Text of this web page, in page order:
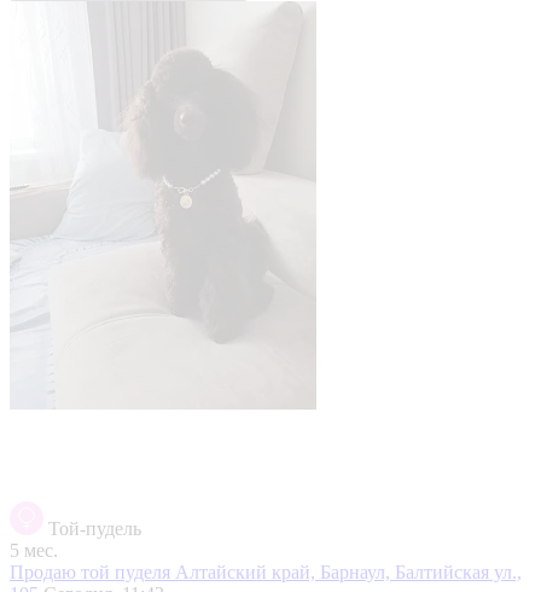
Той-пудель
5 мес.
Продаю той пуделя Алтайский край, Барнаул, Балтийская ул.,